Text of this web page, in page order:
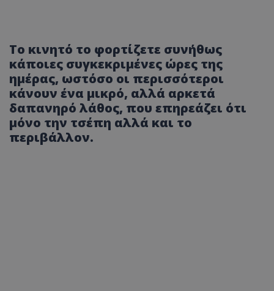
Το κινητό το φορτίζετε συνήθως
κάποιες συγκεκριμένες ώρες της
ημέρας, ωστόσο οι περισσότεροι
κάνουν ένα μικρό, αλλά αρκετά
δαπανηρό λάθος, που επηρεάζει ότι
μόνο την τσέπη αλλά και το
περιβάλλον.